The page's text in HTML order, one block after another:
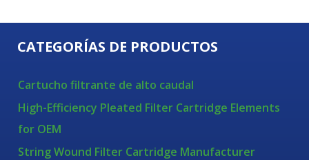
CATEGORÍAS DE PRODUCTOS
Cartucho filtrante de alto caudal
High-Efficiency Pleated Filter Cartridge Elements
for OEM
String Wound Filter Cartridge Manufacturer